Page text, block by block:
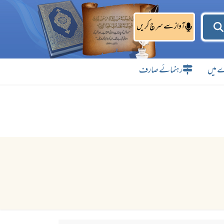
آواز سے سرچ کریں
میں رہنمائے صارف